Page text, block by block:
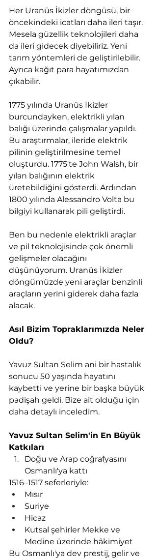
Her Uranüs İkizler döngüsü, bir
öncekindeki icatları daha ileri taşır.
Mesela güzellik teknolojileri daha
da ileri gidecek diyebiliriz. Yeni
tarım yöntemleri de geliştirilebilir.
Ayrıca kağıt para hayatımızdan
çıkabilir.
1775 yılında Uranüs İkizler
burcundayken, elektrikli yılan
balığı üzerinde çalışmalar yapıldı.
Bu araştırmalar, ileride elektrik
pilinin geliştirilmesine temel
oluşturdu. 1775'te John Walsh, bir
yılan balığının elektrik
üretebildiğini gösterdi. Ardından
1800 yılında Alessandro Volta bu
bilgiyi kullanarak pili geliştirdi.
Ben bu nedenle elektrikli araçlar
ve pil teknolojisinde çok önemli
gelişmeler olacağını
düşünüyorum. Uranüs İkizler
döngümüzde yeni araçlar benzinli
araçların yerini giderek daha fazla
alacak.
Asıl Bizim Topraklarımızda Neler
Oldu?
Yavuz Sultan Selim ani bir hastalık
sonucu 50 yaşında hayatını
kaybetti ve yerine bir başka büyük
padişah geldi. Bize ait olduğu için
daha detaylı inceledim.
Yavuz Sultan Selim'in En Büyük
Katkıları
Doğu ve Arap coğrafyasını
Osmanlı'ya kattı
1516–1517 seferleriyle:
Mısır
Suriye
Hicaz
Kutsal şehirler Mekke ve
Medine üzerinde hâkimiyet
Bu Osmanlı'ya dev prestij, gelir ve